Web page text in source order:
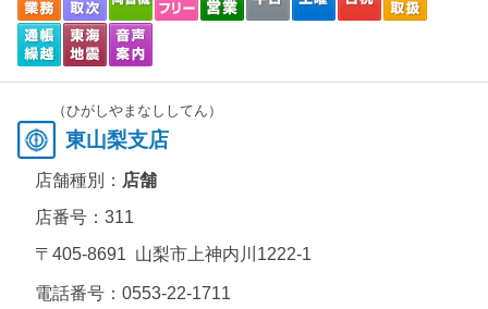
（ひがしやまなししてん）
東山梨支店
店舗種別： 店舗
店番号：311
〒405-8691 山梨市上神内川1222-1
電話番号： 0553-22-1711